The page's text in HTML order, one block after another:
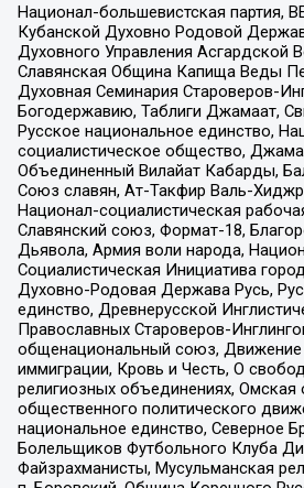
Национал-большевистская партия,
Кубанской Духовно Родовой
Духовного Управления Асгардской
Славянская Община Капища Веды
Духовная Семинария Староверов-
Богодержавию, Таблиги Джамаат,
Русское национальное единство,
социалистическое общество,
Объединенный Вилайат Кабарды,
Союз славян, Ат-Такфир Валь-
Национал-социалистическая
Славянский союз, Формат-18,
Дьявола, Армия воли народа,
Социалистическая Инициатива
Духовно-Родовая Держава Русь,
единство, Древнерусской
Православных Староверов-
общенациональный союз, Движение
иммиграции, Кровь и Честь, О
религиозных объединениях, Омская
общественного политического
национальное единство, Северное
Болельщиков Футбольного Клуба
Файзрахманисты, Мусульманская